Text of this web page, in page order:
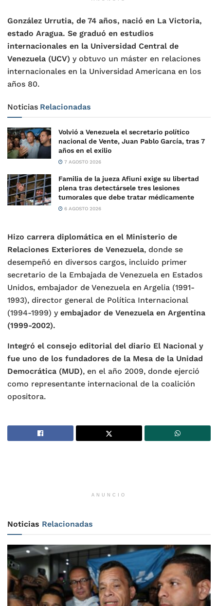
González Urrutia, de 74 años, nació en La Victoria,
estado Aragua. Se graduó en estudios
internacionales en la Universidad Central de
Venezuela (UCV) y obtuvo un máster en relaciones
internacionales en la Universidad Americana en los
años 80.
Noticias Relacionadas
Volvió a Venezuela el secretario político
nacional de Vente, Juan Pablo García, tras 7
años en el exilio
7 AGOSTO 2026
Familia de la jueza Afiuni exige su libertad
plena tras detectársele tres lesiones
tumorales que debe tratar médicamente
6 AGOSTO 2026
Hizo carrera diplomática en el Ministerio de
Relaciones Exteriores de Venezuela, donde se
desempeñó en diversos cargos, incluido primer
secretario de la Embajada de Venezuela en Estados
Unidos, embajador de Venezuela en Argelia (1991-
1993), director general de Política Internacional
(1994-1999) y embajador de Venezuela en Argentina
(1999-2002).
Integró el consejo editorial del diario El Nacional y
fue uno de los fundadores de la Mesa de la Unidad
Democrática (MUD), en el año 2009, donde ejerció
como representante internacional de la coalición
opositora.
ANUNCIO
Noticias Relacionadas